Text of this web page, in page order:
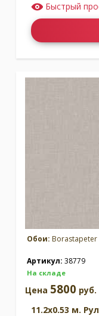
Быстрый
Обои: Borastapeter
Артикул: 38779
На складе
Цена 5800 руб.
11.2x0.53 м.